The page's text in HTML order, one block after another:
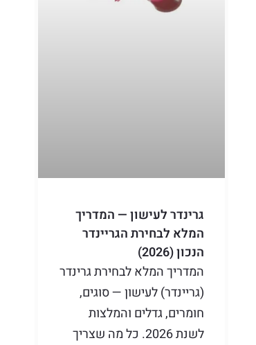
גרינדר לעישון — המדריך
המלא לבחירת הגריינדר
הנכון (2026)
המדריך המלא לבחירת גרינדר
(גריינדר) לעישון — סוגים,
חומרים, גדלים והמלצות
לשנת 2026. כל מה שצריך